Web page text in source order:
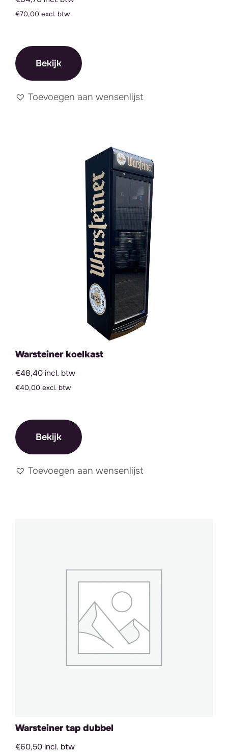
€70,00 excl. btw
Bekijk
Toevoegen aan wensenlijst
Warsteiner koelkast
€48,40 incl. btw
€40,00 excl. btw
Bekijk
Toevoegen aan wensenlijst
Warsteiner tap dubbel
€60,50 incl. btw